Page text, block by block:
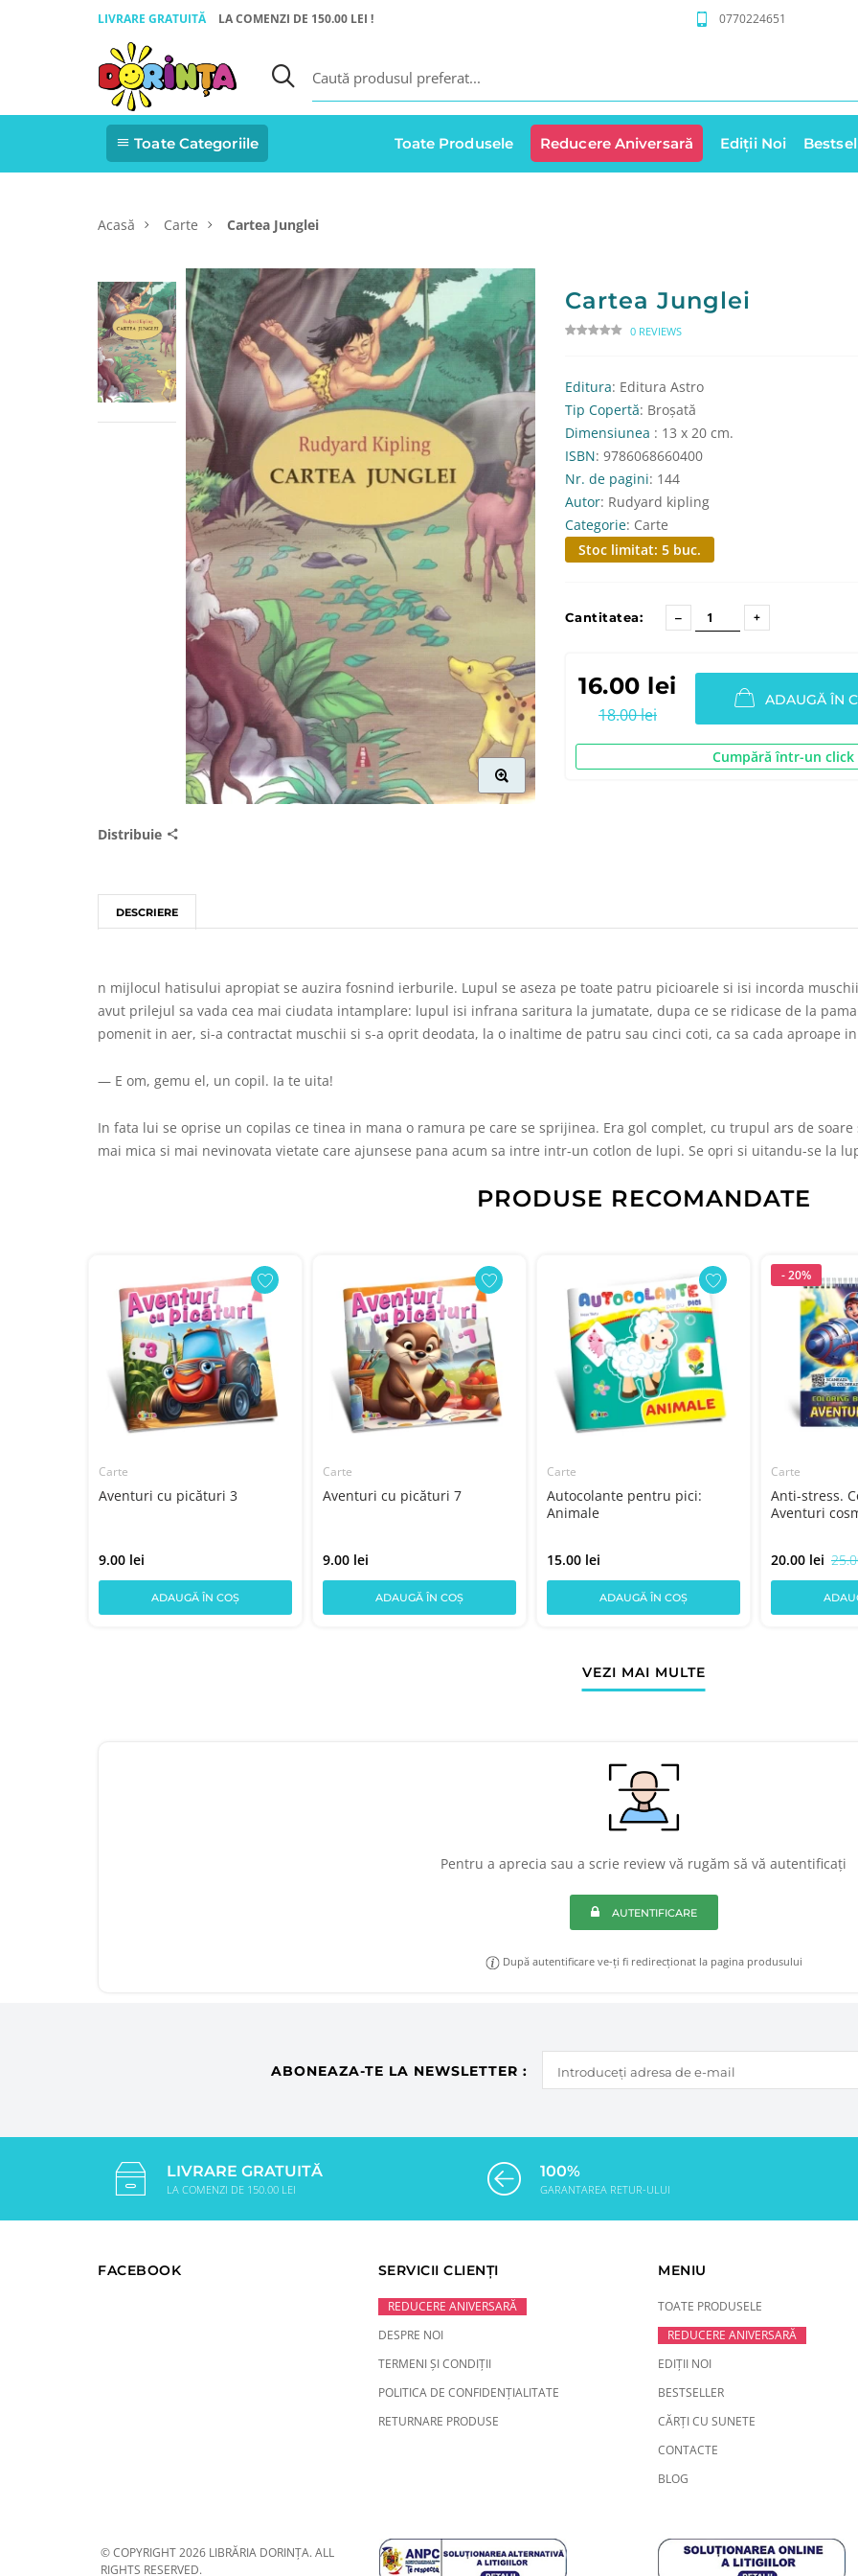
LIVRARE GRATUITĂ LA COMENZI DE 150.00 LEI ! 0770224651
Toate Categoriile Toate Produsele Reducere Aniversară Ediții Noi
Acasă Carte Cartea Junglei
Cartea Junglei
0 REVIEWS
Editura: Editura Astro
Tip Copertă: Broșată
Dimensiunea : 13 x 20 cm.
ISBN: 9786068660400
Nr. de pagini: 144
Autor: Rudyard kipling
Categorie: Carte
Stoc limitat: 5 buc.
Cantitatea:
16.00 lei
18.00 lei
ADAUGĂ ÎN
Cumpără într-un click
Distribuie
DESCRIERE
n mijlocul hatisului apropiat se auzira fosnind ierburile. Lupul se aseza pe toate patru picioarele si isi incorda
avut prilejul sa vada cea mai ciudata intamplare: lupul isi infrana saritura la jumatate, dupa ce se ridicase de la
pomenit in aer, si-a contractat muschii si s-a oprit deodata, la o inaltime de patru sau cinci coti, ca sa cada aproape
— E om, gemu el, un copil. Ia te uita!
In fata lui se oprise un copilas ce tinea in mana o ramura pe care se sprijinea. Era gol complet, cu trupul ars de
mai mica si mai nevinovata vietate care ajunsese pana acum sa intre intr-un cotlon de lupi. Se opri si uitandu-se la
PRODUSE RECOMANDATE
Carte
Aventuri cu picături 3
9.00 lei
ADAUGĂ ÎN COȘ
Carte
Aventuri cu picături 7
9.00 lei
ADAUGĂ ÎN COȘ
Carte
Autocolante pentru pici:
Animale
15.00 lei
ADAUGĂ ÎN COȘ
- 20%
Carte
Anti-stress.
Aventuri
20.00 lei
VEZI MAI MULTE
Pentru a aprecia sau a scrie review vă rugăm să vă autentificați
AUTENTIFICARE
După autentificare ve-ți fi redirecționat la pagina produsului
ABONEAZA-TE LA NEWSLETTER :
LIVRARE GRATUITĂ
LA COMENZI DE 150.00 LEI
100%
GARANTAREA RETUR-ULUI
FACEBOOK SERVICII CLIENȚI
REDUCERE ANIVERSARĂ
DESPRE NOI
TERMENI ȘI CONDIȚII
POLITICA DE CONFIDENȚIALITATE
RETURNARE PRODUSE
MENIU
TOATE PRODUSELE
REDUCERE ANIVERSARĂ
EDIȚII NOI
BESTSELLER
CĂRȚI CU SUNETE
CONTACTE
BLOG
© COPYRIGHT 2026 LIBRĂRIA DORINȚA. ALL
RIGHTS RESERVED.